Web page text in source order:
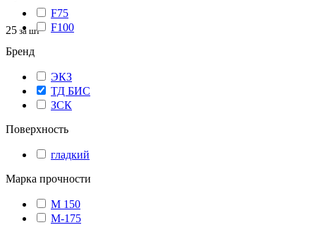
25 за шт
F75
F100
Бренд
ЭКЗ
ТД БИС
ЗСК
Поверхность
гладкий
Марка прочности
М 150
М-175